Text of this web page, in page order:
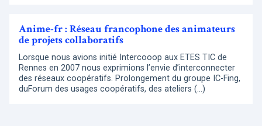
Anime-fr : Réseau francophone des animateurs
de projets collaboratifs
Lorsque nous avions initié Intercooop aux ETES TIC de
Rennes en 2007 nous exprimions l’envie d’interconnecter
des réseaux coopératifs. Prolongement du groupe IC-Fing,
duForum des usages coopératifs, des ateliers (…)